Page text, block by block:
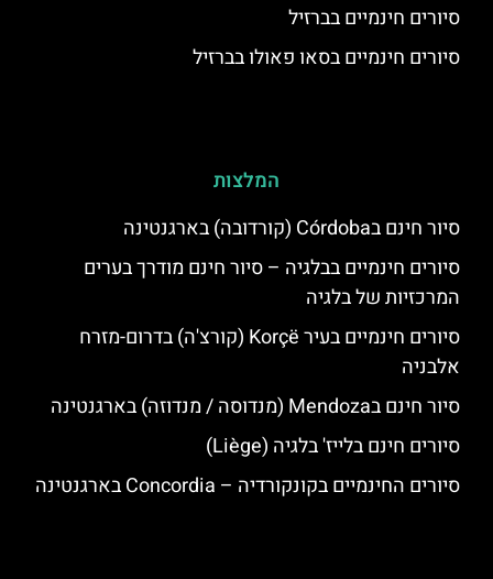
סיורים חינמיים בברזיל
סיורים חינמיים בסאו פאולו בברזיל
המלצות
סיור חינם בCórdoba (קורדובה) בארגנטינה
סיורים חינמיים בבלגיה – סיור חינם מודרך בערים
המרכזיות של בלגיה
סיורים חינמיים בעיר Korçë (קורצ'ה) בדרום-מזרח
אלבניה
סיור חינם בMendoza (מנדוסה / מנדוזה) בארגנטינה
סיורים חינם בלייז' בלגיה (Liège)
סיורים החינמיים בקונקורדיה – Concordia בארגנטינה